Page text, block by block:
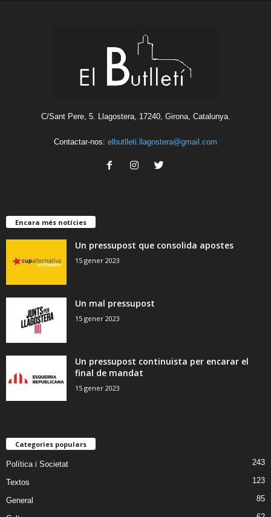
C/Sant Pere, 5. Llagostera, 17240, Girona, Catalunya.
Contactar-nos: elbutlleti.llagostera@gmail.com
Encara més notícies
Un pressupost que consolida apostes
15 gener 2023
Un mal pressupost
15 gener 2023
Un pressupost continuista per encarar el
final de mandat
15 gener 2023
Categories populars
Política i Societat 243
Textos 123
General 85